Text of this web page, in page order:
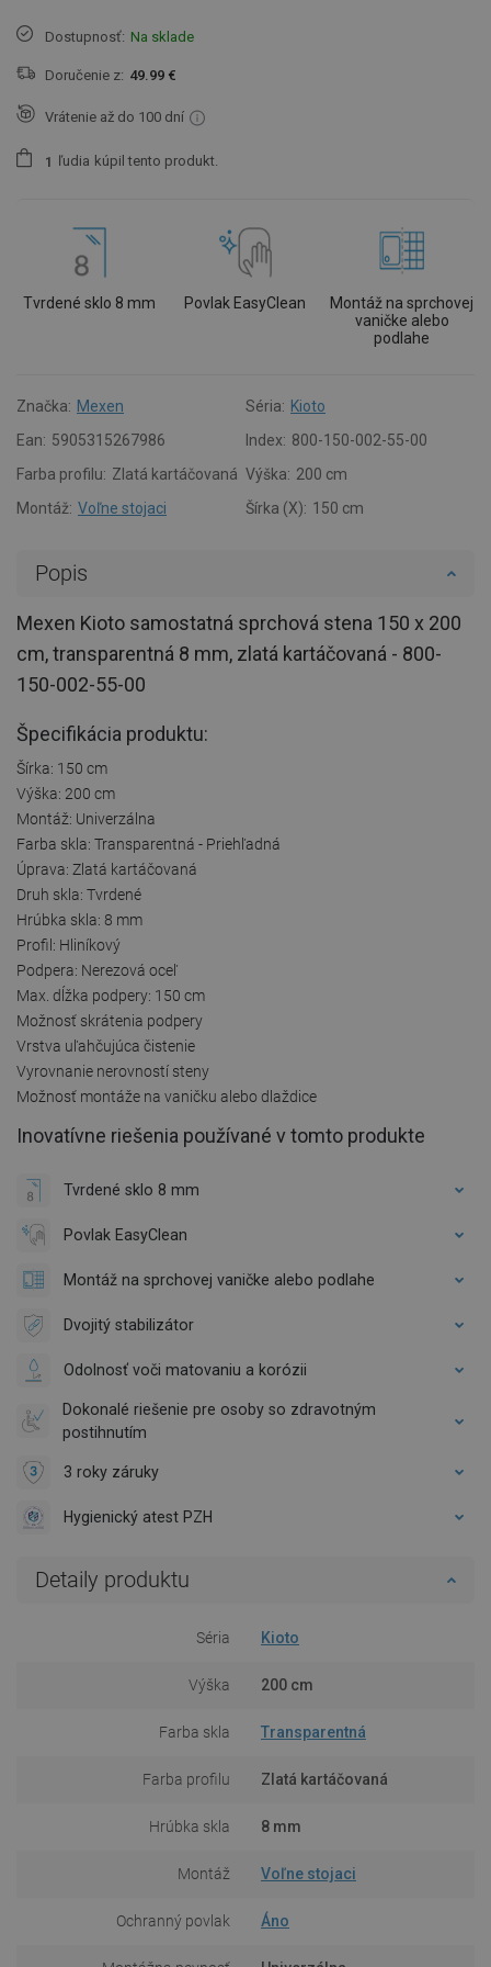
Dostupnosť: Na sklade
Doručenie z: 49.99 €
Vrátenie až do 100 dní
1 ľudia kúpil tento produkt.
Tvrdené sklo 8 mm Povlak EasyClean
Montáž na sprchovej
vaničke alebo
podlahe
Značka: Mexen Séria: Kioto
Ean: 5905315267986 Index: 800-150-002-55-00
Farba profilu: Zlatá kartáčovaná Výška: 200 cm
Montáž: Voľne stojaci Šírka (X): 150 cm
Popis
Mexen Kioto samostatná sprchová stena 150 x 200
cm, transparentná 8 mm, zlatá kartáčovaná - 800-
150-002-55-00
Špecifikácia produktu:
Šírka: 150 cm
Výška: 200 cm
Montáž: Univerzálna
Farba skla: Transparentná - Priehľadná
Úprava: Zlatá kartáčovaná
Druh skla: Tvrdené
Hrúbka skla: 8 mm
Profil: Hliníkový
Podpera: Nerezová oceľ
Max. dĺžka podpery: 150 cm
Možnosť skrátenia podpery
Vrstva uľahčujúca čistenie
Vyrovnanie nerovností steny
Možnosť montáže na vaničku alebo dlaždice
Inovatívne riešenia používané v tomto produkte
Tvrdené sklo 8 mm
Povlak EasyClean
Montáž na sprchovej vaničke alebo podlahe
Dvojitý stabilizátor
Odolnosť voči matovaniu a korózii
Dokonalé riešenie pre osoby so zdravotným
postihnutím
3 roky záruky
Hygienický atest PZH
Detaily produktu
Séria Kioto
Výška 200 cm
Farba skla Transparentná
Farba profilu Zlatá kartáčovaná
Hrúbka skla 8 mm
Montáž Voľne stojaci
Ochranný povlak Áno